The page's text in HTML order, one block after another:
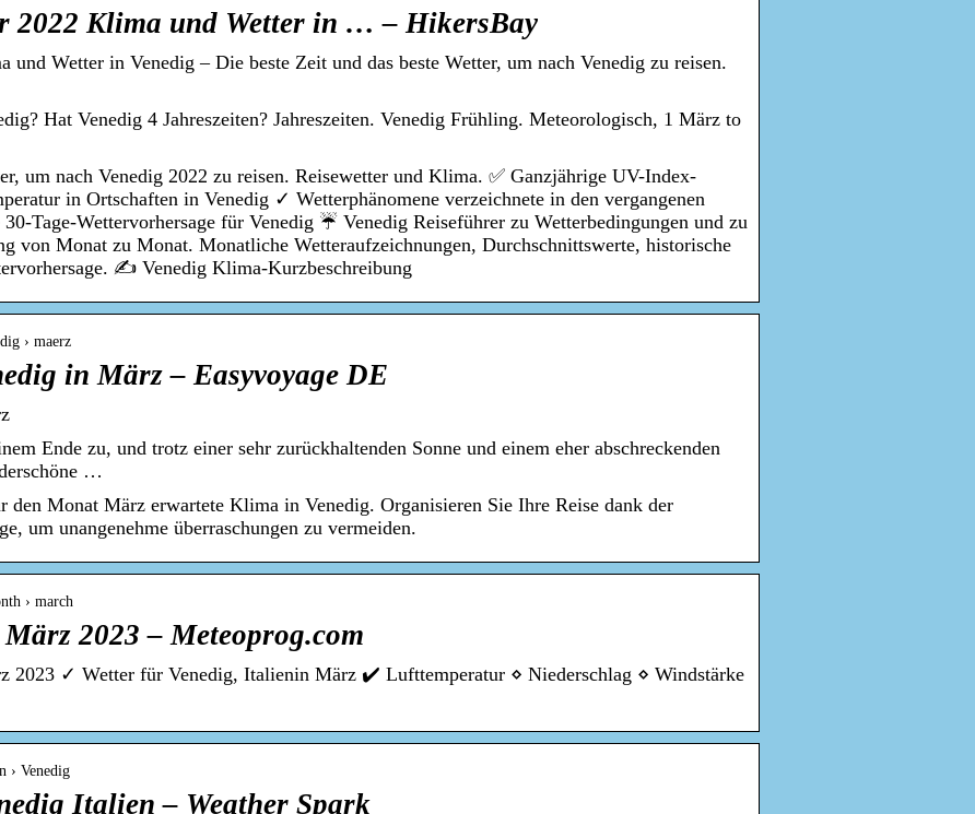
2022 Klima und Wetter in … – HikersBay
Wetter in Venedig – Die beste Zeit und das beste Wetter, um nach Venedig zu reisen.
Hat Venedig 4 Jahreszeiten? Jahreszeiten. Venedig Frühling. Meteorologisch, 1 März to
um nach Venedig 2022 zu reisen. Reisewetter und Klima. ✅ Ganzjährige UV-Index-
in Ortschaften in Venedig ✓ Wetterphänomene verzeichnete in den vergangenen
Tage-Wettervorhersage für Venedig ☔ Venedig Reiseführer zu Wetterbedingungen und zu
von Monat zu Monat. Monatliche Wetteraufzeichnungen, Durchschnittswerte, historische
✍ Venedig Klima-Kurzbeschreibung
› maerz
in März – Easyvoyage DE
Ende zu, und trotz einer sehr zurückhaltenden Sonne und einem eher abschreckenden
…
Monat März erwartete Klima in Venedig. Organisieren Sie Ihre Reise dank der
um unangenehme überraschungen zu vermeiden.
› march
2023 – Meteoprog.com
2023 ✓ Wetter für Venedig, Italienin März ✔️ Lufttemperatur ⋄ Niederschlag ⋄ Windstärke
› Venedig
Italien – Weather Spark